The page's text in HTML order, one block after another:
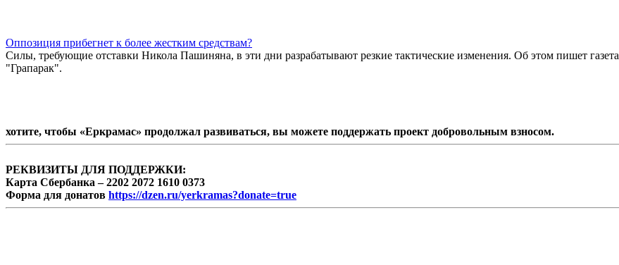
Оппозиция прибегнет к более жестким средствам?
Силы, требующие отставки Никола Пашиняна, в эти дни разрабатывают резкие тактические изменения. Об этом пишет газета
"Грапарак".
хотите, чтобы «Еркрамас» продолжал развиваться, вы можете поддержать проект добровольным взносом.
РЕКВИЗИТЫ ДЛЯ ПОДДЕРЖКИ:
Карта Сбербанка – 2202 2072 1610 0373
Форма для донатов https://dzen.ru/yerkramas?donate=true